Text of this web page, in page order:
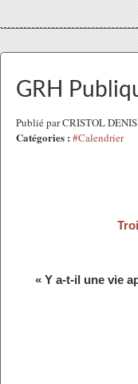
GRH
Publié par CRISTOL
Catégories : #Calendrier
« Y a-t-il une vie